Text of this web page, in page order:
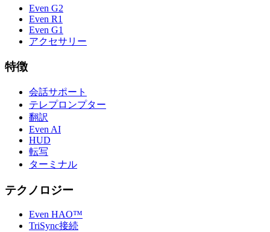
Even G2
Even R1
Even G1
アクセサリー
特徴
会話サポート
テレプロンプター
翻訳
Even AI
HUD
転写
ターミナル
テクノロジー
Even HAO™
TriSync接続